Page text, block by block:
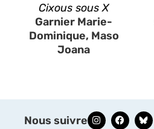
Cixous sous X
Garnier Marie-
Dominique, Maso
Joana
Nous suivre